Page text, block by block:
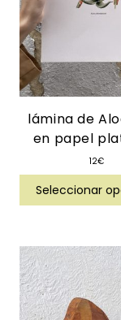
lámina de
en papel
12€
Seleccionar